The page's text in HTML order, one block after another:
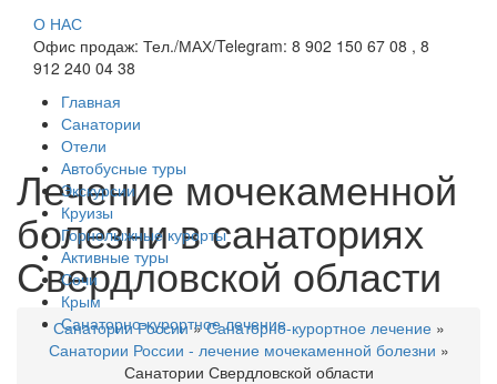
О НАС
Офис продаж: Тел./МАХ/Telegram: 8 902 150 67 08 , 8
912 240 04 38
Главная
Санатории
Отели
Автобусные туры
Экскурсии
Круизы
Горнолыжные курорты
Активные туры
Сочи
Крым
Санаторно-курортное лечение
Лечение мочекаменной
болезни в санаториях
Свердловской области
Санатории России»Санаторно-курортное лечение»
Санатории России - лечение мочекаменной болезни »
Санатории Свердловской области